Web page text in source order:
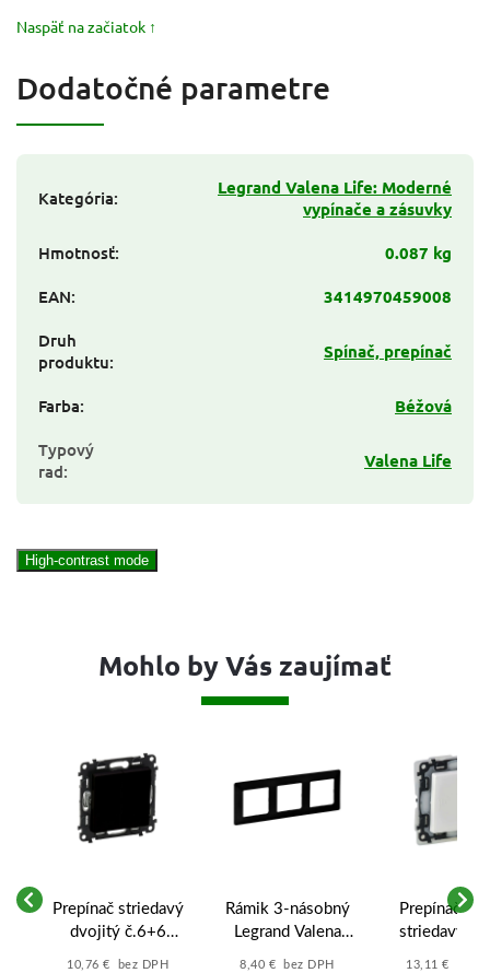
Naspäť na začiatok ↑
Dodatočné parametre
Kategória:
Legrand Valena Life: Moderné
vypínače a zásuvky
Hmotnosť:
0.087 kg
EAN:
3414970459008
Druh
produktu: Spínač, prepínač
Farba:
Béžová
Typový
rad: Valena Life
High-contrast mode
Mohlo by Vás zaujímať
Prepínač striedavý
dvojitý č.6+6
Legrand Valena
10,76 € bez DPH
Rámik 3-násobný
Legrand Valena
Life (754253) -
8,40 € bez DPH
Prepínač
striedavý č.
13,11 € bez